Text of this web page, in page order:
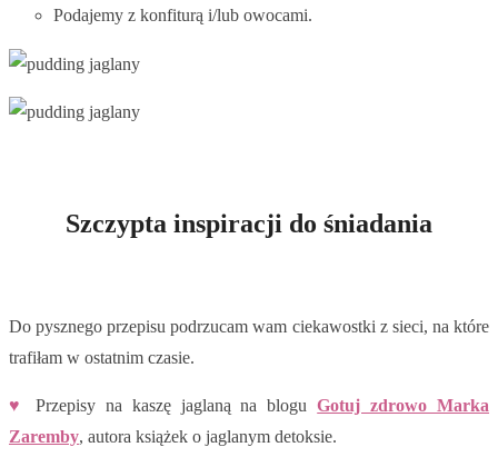
Podajemy z konfiturą i/lub owocami.
Szczypta inspiracji do śniadania
Do pysznego przepisu podrzucam wam ciekawostki z sieci, na które
trafiłam w ostatnim czasie.
♥ Przepisy na kaszę jaglaną na bloguGotuj zdrowo Marka
Zaremby, autora książek o jaglanym detoksie.